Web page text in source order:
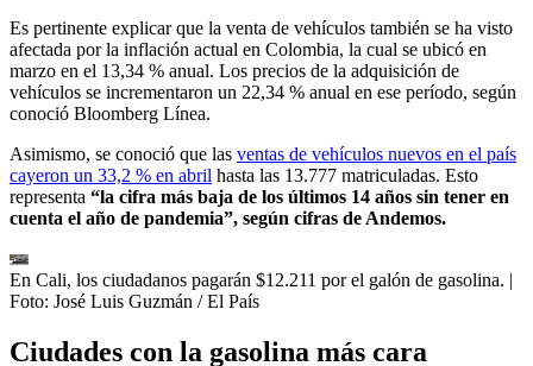
Es pertinente explicar que la venta de vehículos también se ha visto
afectada por la inflación actual en Colombia, la cual se ubicó en
marzo en el 13,34 % anual. Los precios de la adquisición de
vehículos se incrementaron un 22,34 % anual en ese período, según
conoció Bloomberg Línea.
Asimismo, se conoció que las ventas de vehículos nuevos en el país
cayeron un 33,2 % en abril hasta las 13.777 matriculadas. Esto
representa “la cifra más baja de los últimos 14 años sin tener en
cuenta el año de pandemia”, según cifras de Andemos.
En Cali, los ciudadanos pagarán $12.211 por el galón de gasolina. |
Foto: José Luis Guzmán / El País
Ciudades con la gasolina más cara